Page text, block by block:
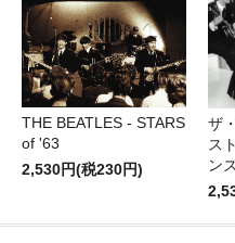
THE BEATLES - STARS
of '63
2,530円(税230円)
ザ
ス
ン